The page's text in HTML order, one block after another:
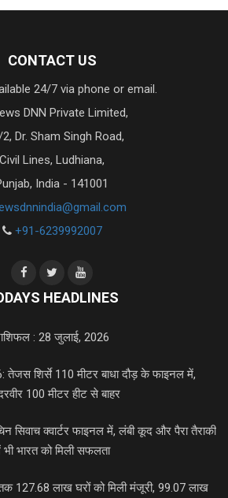
CONTACT US
24/7 via phone or email.
DNN Private Limited,
Dr. Sham Singh Road,
Civil Lines, Ludhiana,
India - 141001
+91-6239992007
HEADLINES
: 28 जुलाई, 2026
शिर्से 110 मीटर बाधा दौड़ के फाइनल में,
100 मीटर हीट से बाहर
सिवाच क्वार्टर फाइनल में, लंबी कूद और पैरा तैराकी
भी भारत को मिली सफलता
127.68 लाख घरों को मिली मंजूरी, 99.07 लाख